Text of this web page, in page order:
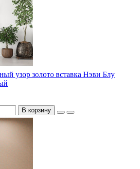
узор золото вставка Нэви Блу
В корзину